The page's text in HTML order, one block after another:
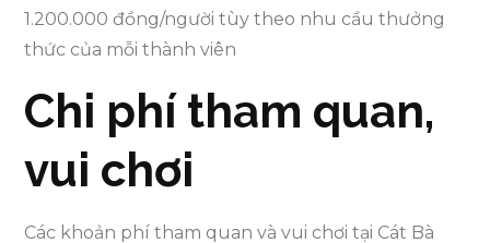
1.200.000 đồng/người tùy theo nhu cầu thưởng
thức của mỗi thành viên
Chi phí tham quan,
vui chơi
Các khoản phí tham quan và vui chơi tại Cát Bà